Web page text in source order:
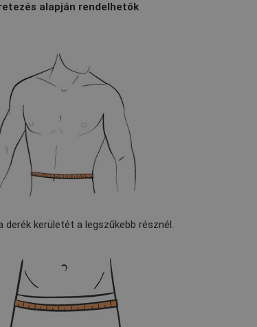
alapján rendelhetők
derék kerületét a legszűkebb résznél.